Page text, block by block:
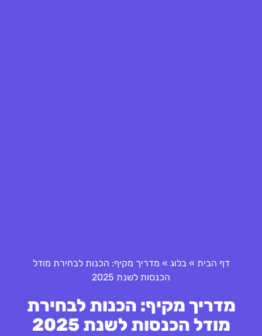
דף הבית »בלוג » מדריך מקיף: הכנות לבחירת מודל
הכנסות לשנת 2025
מדריך מקיף: הכנות לבחירת
מודל הכנסות לשנת 2025